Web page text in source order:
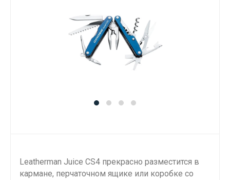
Leatherman Juice CS4 прекрасно разместится в
кармане, перчаточном ящике или коробке со